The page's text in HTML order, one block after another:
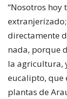
“Nosotros hoy
directamente
nada, porque
la agricultura,
eucalipto, que
plantas de